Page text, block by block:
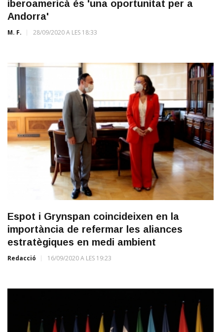
iberoamericà és 'una oportunitat per a
Andorra'
M. F. 28/09/2020 A LES 18:33
Espot i Grynspan coincideixen en la
importància de refermar les aliances
estratègiques en medi ambient
Redacció 16/09/2020 A LES 19:23